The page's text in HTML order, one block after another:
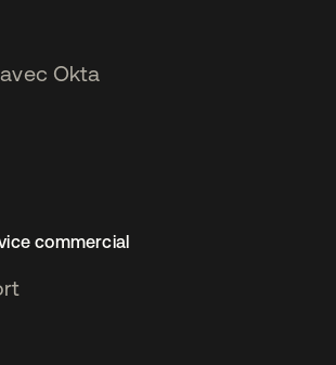
Okta
commercial